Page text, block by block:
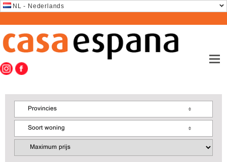
NL - Nederlands
Provincies
Soort woning